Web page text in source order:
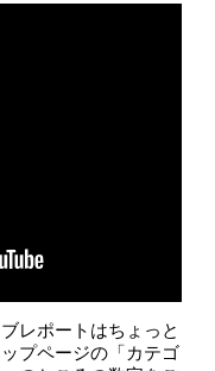
レポートはちょっと
プページの「カテゴ